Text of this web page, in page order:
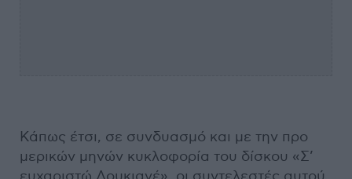
Κάπως έτσι, σε συνδυασμό και με την προ
μερικών μηνών κυκλοφορία του δίσκου «Σ’